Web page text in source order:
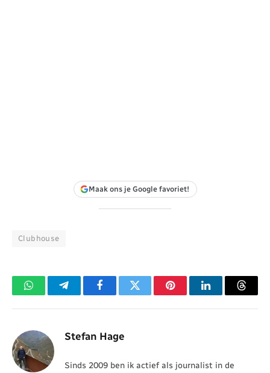
Maak ons je Google favoriet!
Clubhouse
WhatsAppTelegramFacebookTwitter PinterestLinkedIn
Stefan Hage
Sinds 2009 ben ik actief als journalist in de